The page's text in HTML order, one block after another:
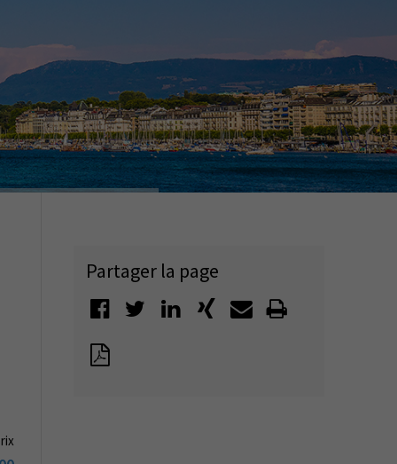
Partager la page